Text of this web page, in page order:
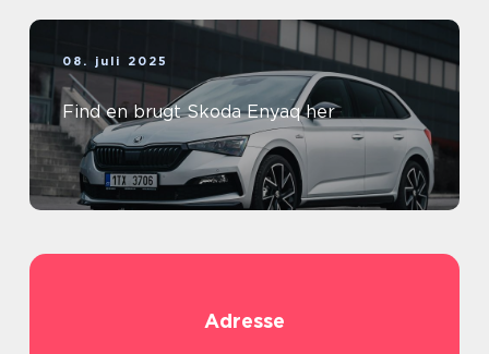
08. juli 2025
Find en brugt Skoda Enyaq her
Adresse